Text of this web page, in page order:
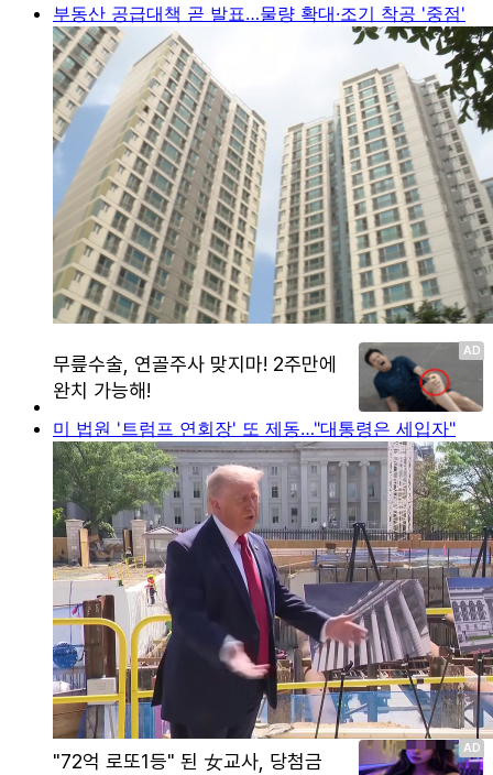
부동산 공급대책 곧 발표…물량 확대·조기 착공 '중점'
미 법원 '트럼프 연회장' 또 제동…"대통령은 세입자"